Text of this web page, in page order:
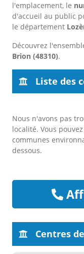
l'emplacement, le
d'accueil au public
le département
Découvrez
Brion (48310).
Liste des
Nous n'avons pas
localité. Vous
communes
dessous.
Centres